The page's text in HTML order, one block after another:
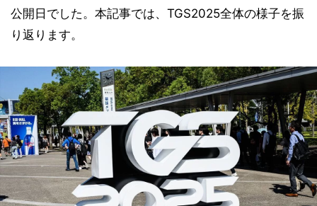
公開日でした。本記事では、TGS2025全体の様子を振
り返ります。